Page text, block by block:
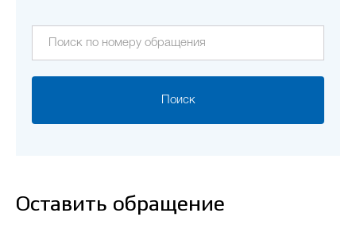
Поиск
Оставить обращение